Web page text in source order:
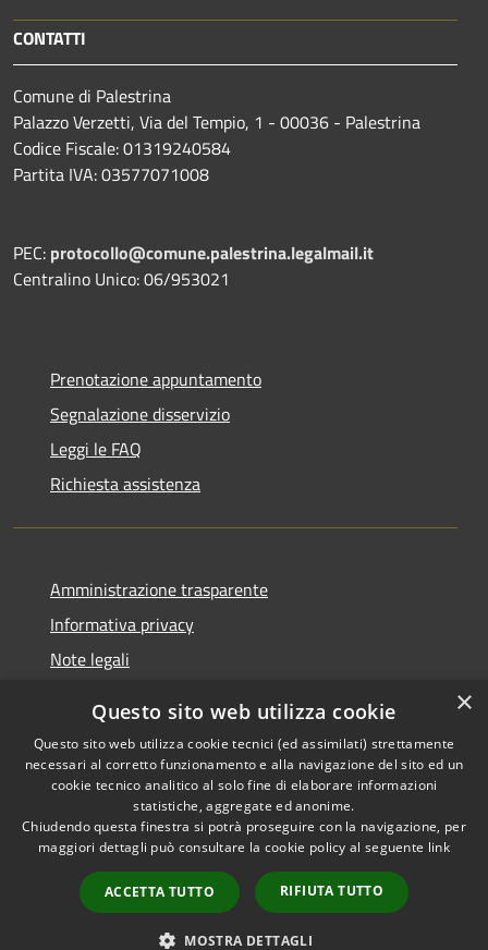
CONTATTI
Comune di Palestrina
Palazzo Verzetti, Via del Tempio, 1 - 00036 - Palestrina
Codice Fiscale: 01319240584
Partita IVA: 03577071008
PEC: protocollo@comune.palestrina.legalmail.it
Centralino Unico: 06/953021
Prenotazione appuntamento
Segnalazione disservizio
Leggi le FAQ
Richiesta assistenza
Amministrazione trasparente
Informativa privacy
Note legali
Accessibilità
Privacy
Mappa del sito
Copyright © 2026 • Comune di
Palestrina • Powered by
Municipium•Accesso
redazione
×
Questo sito web utilizza cookie
Questo sito web utilizza cookie tecnici (ed assimilati) strettamente
necessari al corretto funzionamento e alla navigazione del sito ed un
cookie tecnico analitico al solo fine di elaborare informazioni
statistiche, aggregate ed anonime.
Chiudendo questa finestra si potrà proseguire con la navigazione, per
maggiori dettagli può consultare la cookie policy al seguente link
ACCETTA TUTTO RIFIUTA TUTTO
MOSTRA DETTAGLI